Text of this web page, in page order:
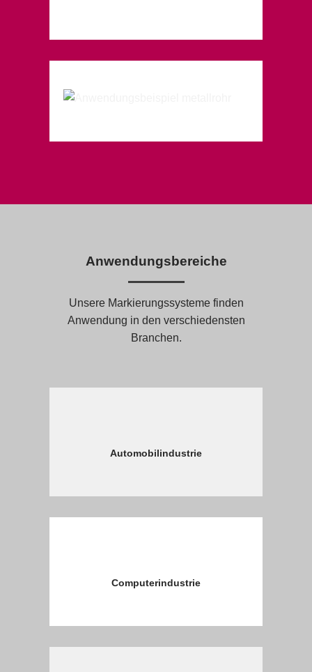
Anwendungsbereiche
Unsere Markierungssysteme finden
Anwendung in den verschiedensten
Branchen.
Automobilindustrie
Computerindustrie